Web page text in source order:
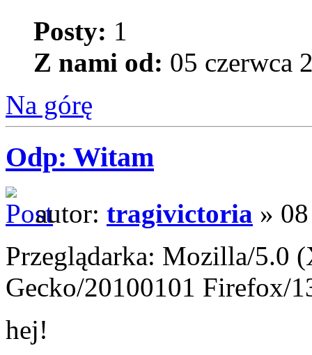
Posty: 1
Z nami od: 05 czerwca
Na górę
Odp: Witam
autor: tragivictoria »
Przeglądarka: Mozilla/5.0
Gecko/20100101 Firefox/
hej!